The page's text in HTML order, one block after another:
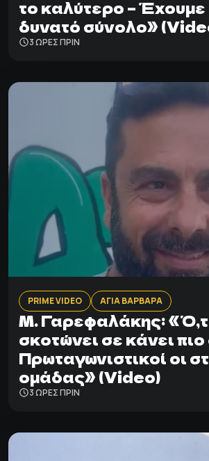
το καλύτερο –
δυνατό σύνολο»
3 ΩΡΕΣ ΠΡΙΝ
PRIME VIDEO ΑΓΙΑ ΒΑΡΒΑΡΑ
Μ. Γαρεφαλάκης:
σκοτώνει σε κάνει
Πρωταγωνιστικοί οι
ομάδας» (Video)
3 ΩΡΕΣ ΠΡΙΝ